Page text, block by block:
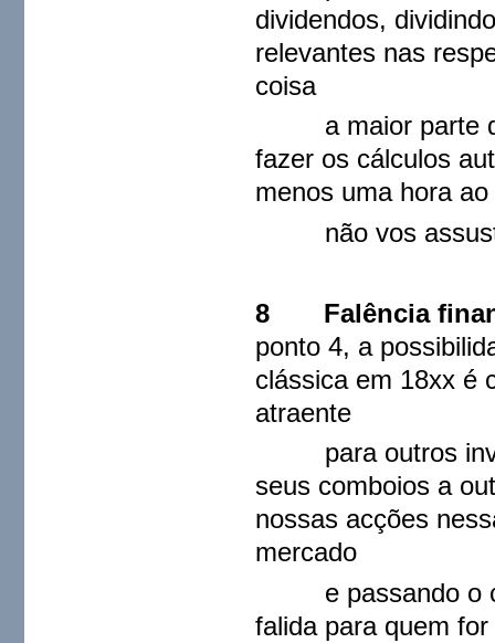
dividendos,
relevantes nas
coisa
a maior parte
fazer os cálculos
menos uma hora
não vos
8 Falência
ponto 4, a
clássica em 18xx é
atraente
para outros
seus comboios a
nossas acções
mercado
e passando o
falida para quem